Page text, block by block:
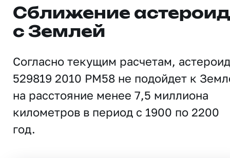
Сближение
с Землей
Согласно текущим расчетам, астероид
529819 2010 PM58 не подойдет к
на расстояние менее 7,5 миллиона
километров в период с 1900 по 2200
год.